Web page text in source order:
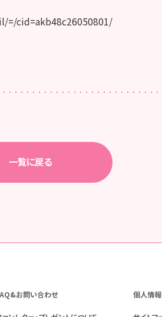
=/cid=akb48c26050801/
一覧に戻る
お問い合わせ 個人情